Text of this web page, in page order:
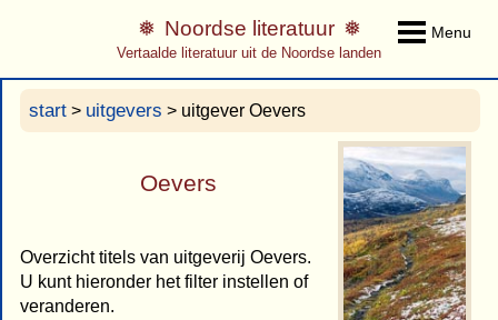
Menu
Noordse literatuur
Vertaalde literatuur uit de Noordse landen
start > uitgevers > uitgever Oevers
Oevers
Overzicht titels van uitgeverij Oevers.
U kunt hieronder het filter instellen of
veranderen.